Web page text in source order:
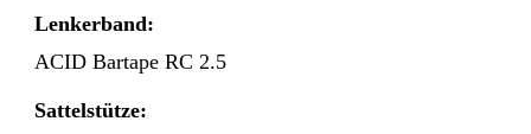
Lenkerband:
ACID Bartape RC 2.5
Sattelstütze: